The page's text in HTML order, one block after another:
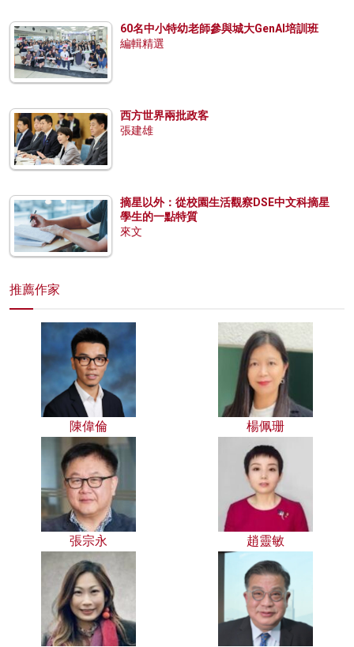
60名中小特幼老師參與城大GenAI培訓班
編輯精選
西方世界兩批政客
張建雄
摘星以外：從校園生活觀察DSE中文科摘星
學生的一點特質
來文
推薦作家
陳偉倫 楊佩珊
張宗永 趙靈敏